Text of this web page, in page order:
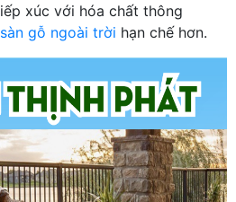
xúc với hóa chất thông
sàn gỗ ngoài trời hạn chế hơn.